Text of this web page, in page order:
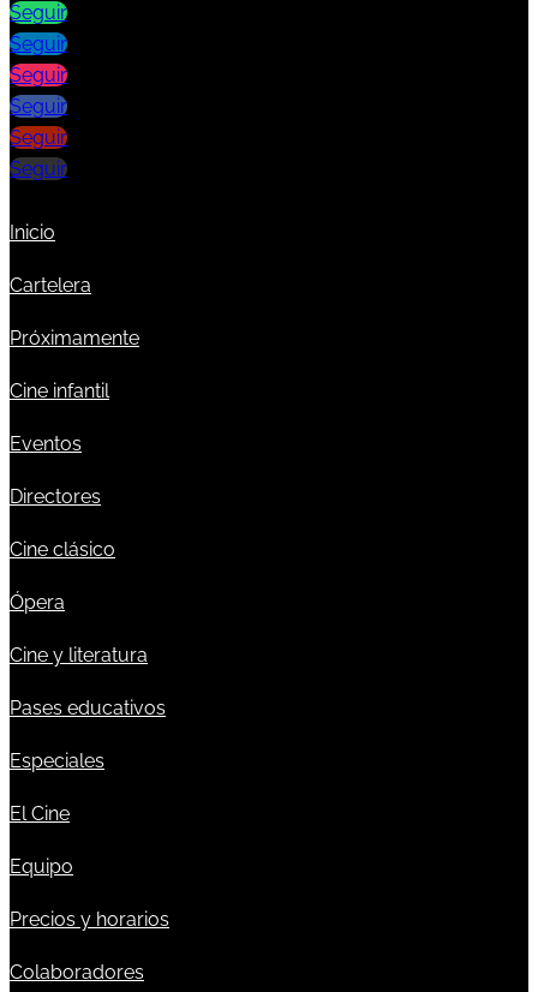
Seguir
Seguir
Seguir
Seguir
Seguir
Seguir
Inicio
Cartelera
Próximamente
Cine infantil
Eventos
Directores
Cine clásico
Ópera
Cine y literatura
Pases educativos
Especiales
El Cine
Equipo
Precios y horarios
Colaboradores